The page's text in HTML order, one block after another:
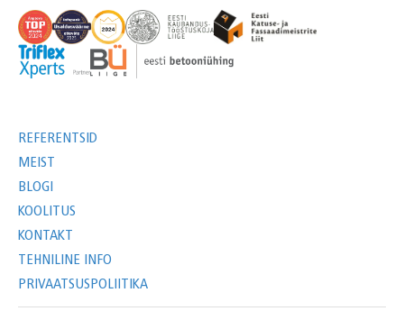
REFERENTSID
MEIST
BLOGI
KOOLITUS
KONTAKT
TEHNILINE INFO
PRIVAATSUSPOLIITIKA